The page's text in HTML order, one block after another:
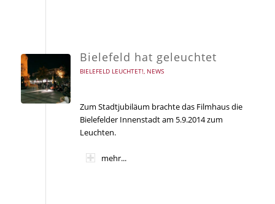
Bielefeld hat geleuchtet
BIELEFELD LEUCHTET!, NEWS
Zum Stadtjubiläum brachte das Filmhaus die
Bielefelder Innenstadt am 5.9.2014 zum
Leuchten.
mehr...